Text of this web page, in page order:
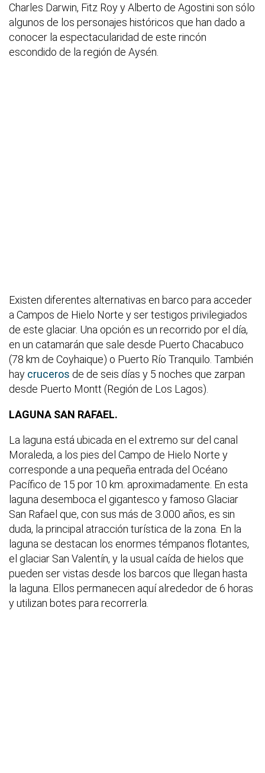
Charles Darwin, Fitz Roy y Alberto de Agostini son sólo
algunos de los personajes históricos que han dado a
conocer la espectacularidad de este rincón
escondido de la región de Aysén.
Existen diferentes alternativas en barco para acceder
a Campos de Hielo Norte y ser testigos privilegiados
de este glaciar. Una opción es un recorrido por el día,
en un catamarán que sale desde Puerto Chacabuco
(78 km de Coyhaique) o Puerto Río Tranquilo. También
hay cruceros de de seis días y 5 noches que zarpan
desde Puerto Montt (Región de Los Lagos).
LAGUNA SAN RAFAEL.
La laguna está ubicada en el extremo sur del canal
Moraleda, a los pies del Campo de Hielo Norte y
corresponde a una pequeña entrada del Océano
Pacífico de 15 por 10 km. aproximadamente. En esta
laguna desemboca el gigantesco y famoso Glaciar
San Rafael que, con sus más de 3.000 años, es sin
duda, la principal atracción turística de la zona. En la
laguna se destacan los enormes témpanos flotantes,
el glaciar San Valentín, y la usual caída de hielos que
pueden ser vistas desde los barcos que llegan hasta
la laguna. Ellos permanecen aquí alrededor de 6 horas
y utilizan botes para recorrerla.